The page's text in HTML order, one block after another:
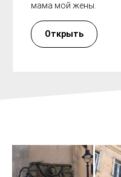
мама мой жены.
Открыть